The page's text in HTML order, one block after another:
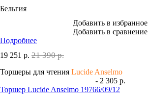
Бельгия
Добавить в избранное
Добавить в сравнение
Подробнее
19 251 р. 21 390 р.
Торшеры для чтения Lucide Anselmo
- 2 305 р.
Торшер Lucide Anselmo 19766/09/12